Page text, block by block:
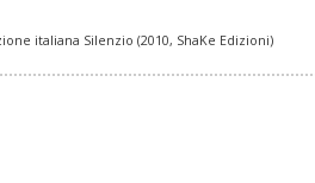
italiana Silenzio (2010, ShaKe Edizioni)